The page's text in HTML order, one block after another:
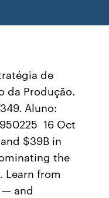
de
da Produção.
Aluno:
16 Oct
$39B in
the
Learn from
and